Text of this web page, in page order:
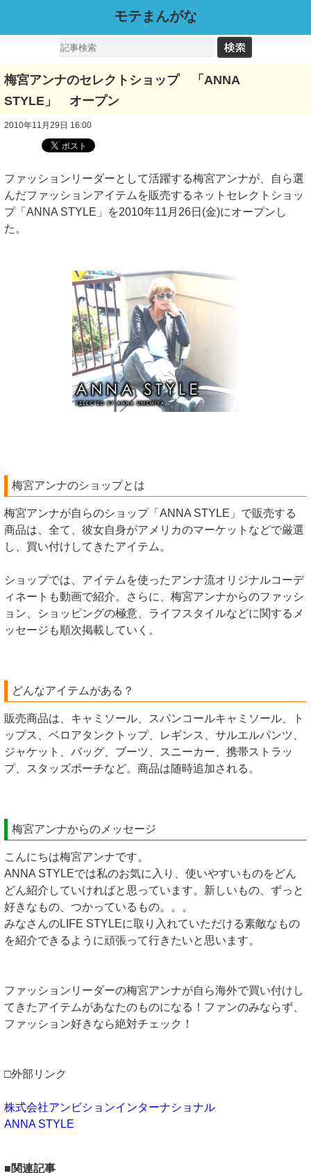
モテまんがな
梅宮アンナのセレクトショップ 「ANNA
STYLE」 オープン
2010年11月29日 16:00
ファッションリーダーとして活躍する梅宮アンナが、自ら選
んだファッションアイテムを販売するネットセレクトショッ
プ「ANNA STYLE」を2010年11月26日(金)にオープンし
た。
梅宮アンナのショップとは
梅宮アンナが自らのショップ「ANNA STYLE」で販売する
商品は、全て、彼女自身がアメリカのマーケットなどで厳選
し、買い付けしてきたアイテム。
ショップでは、アイテムを使ったアンナ流オリジナルコーデ
ィネートも動画で紹介。さらに、梅宮アンナからのファッシ
ョン、ショッピングの極意、ライフスタイルなどに関するメ
ッセージも順次掲載していく。
どんなアイテムがある？
販売商品は、キャミソール、スパンコールキャミソール、ト
ップス、ベロアタンクトップ、レギンス、サルエルパンツ、
ジャケット、バッグ、ブーツ、スニーカー、携帯ストラッ
プ、スタッズポーチなど。商品は随時追加される。
梅宮アンナからのメッセージ
こんにちは梅宮アンナです。
ANNA STYLEでは私のお気に入り、使いやすいものをどん
どん紹介していければと思っています。新しいもの、ずっと
好きなもの、つかっているもの。。。
みなさんのLIFE STYLEに取り入れていただける素敵なもの
を紹介できるように頑張って行きたいと思います。
ファッションリーダーの梅宮アンナが自ら海外で買い付けし
てきたアイテムがあなたのものになる！ファンのみならず、
ファッション好きなら絶対チェック！
□外部リンク
株式会社アンビションインターナショナル
ANNA STYLE
■関連記事